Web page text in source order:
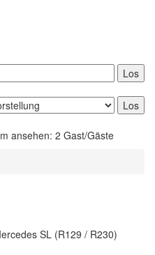
ansehen: 2 Gast/Gäste
SL (R129 / R230)